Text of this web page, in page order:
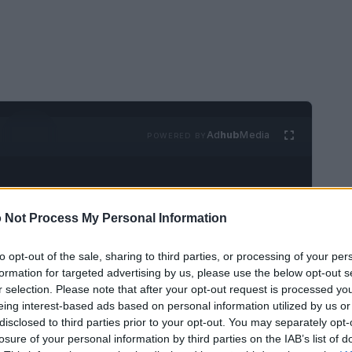
Not Process My Personal Information
opt-out of the sale, sharing to third parties, or processing of your
for targeted advertising by us, please use the below opt-out
selection. Please note that after your opt-out request is processed
interest-based ads based on personal information utilized by us
to third parties prior to your opt-out. You may separately
of your personal information by third parties on the IAB’s list of
AdhubMedia
nel mondo delle batterie! La Cina ha
delle tecnologie per le batterie, e il mercato
un semplice colpo di scena commerciale, ma